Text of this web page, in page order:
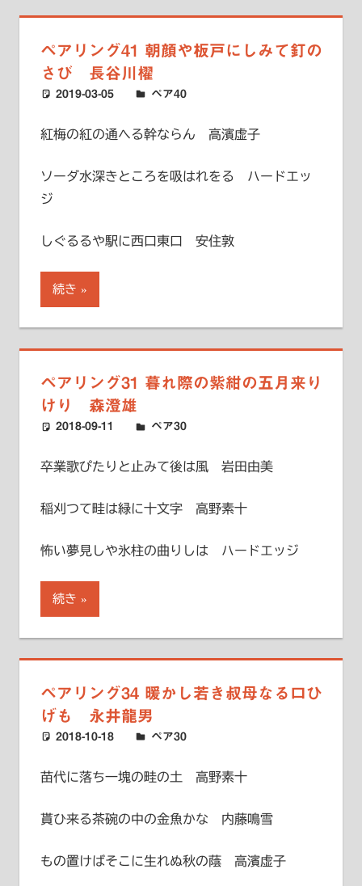
ペアリング41 朝顔や板戸にしみて釘の
さび 長谷川櫂
2019-03-05 ハードエッジ
ペア40
紅梅の紅の通へる幹ならん 高濱虚子
ソーダ水深きところを吸はれをる ハードエッ
ジ
しぐるるや駅に西口東口 安住敦
続き
ペアリング31 暮れ際の紫紺の五月来り
けり 森澄雄
2018-09-11 ハードエッジ
ペア30
卒業歌ぴたりと止みて後は風 岩田由美
稲刈つて畦は緑に十文字 高野素十
怖い夢見しや氷柱の曲りしは ハードエッジ
続き
ペアリング34 暖かし若き叔母なる口ひ
げも 永井龍男
2018-10-18 ハードエッジ
ペア30
苗代に落ち一塊の畦の土 高野素十
貰ひ来る茶碗の中の金魚かな 内藤鳴雪
もの置けばそこに生れぬ秋の蔭 高濱虚子